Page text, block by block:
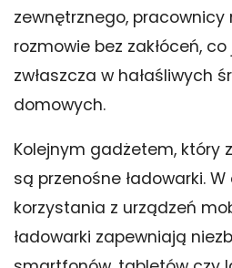
zewnętrznego,
rozmowie bez zakłóceń,
zwłaszcza w hałaśliwych
domowych.
Kolejnym gadżetem, który
są przenośne ładowarki.
korzystania z urządzeń
ładowarki zapewniają